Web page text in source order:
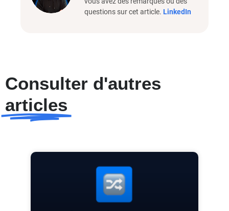
questions sur cet article. LinkedIn
Consulter d'autres
articles